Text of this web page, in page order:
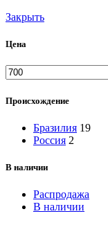
Закрыть
Цена
Min
price
Происхождение
Бразилия 19
Россия 2
В наличии
Распродажа
В наличии